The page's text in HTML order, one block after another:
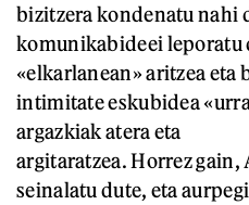
bizitzera kondenatu nahi
komunikabideei leporatu
«elkarlanean» aritzea eta
intimitate eskubidea
argazkiak atera eta
argitaratzea. Horrez
seinalatu dute, eta